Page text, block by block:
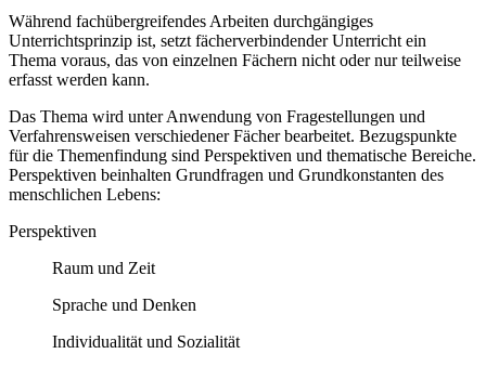
Während fachübergreifendes Arbeiten durchgängiges
Unterrichtsprinzip ist, setzt fächerverbindender Unterricht ein
Thema voraus, das von einzelnen Fächern nicht oder nur teilweise
erfasst werden kann.
Das Thema wird unter Anwendung von Fragestellungen und
Verfahrensweisen verschiedener Fächer bearbeitet. Bezugspunkte
für die Themenfindung sind Perspektiven und thematische Bereiche.
Perspektiven beinhalten Grundfragen und Grundkonstanten des
menschlichen Lebens:
Perspektiven
Raum und Zeit
Sprache und Denken
Individualität und Sozialität